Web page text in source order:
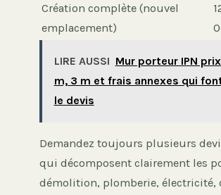
Création complète (nouvel
emplacement)
LIRE AUSSI Mur porteur IPN
m, 3 m et frais annexes qui
le devis
Demandez toujours plusieurs
qui décomposent clairement les
démolition, plomberie, électricité,